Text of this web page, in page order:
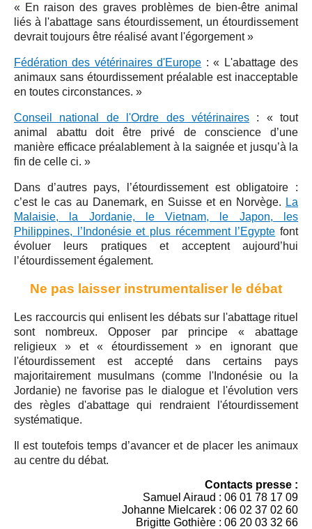
« En raison des graves problèmes de bien-être animal
liés à l'abattage sans étourdissement, un étourdissement
devrait toujours être réalisé avant l'égorgement »
Fédération des vétérinaires d'Europe : « L'abattage des
animaux sans étourdissement préalable est inacceptable
en toutes circonstances. »
Conseil national de l'Ordre des vétérinaires: « tout
animal abattu doit être privé de conscience d’une
manière efficace préalablement à la saignée et jusqu’à la
fin de celle ci. »
Dans d’autres pays, l’étourdissement est obligatoire :
c’est le cas au Danemark, en Suisse et en Norvège. La
Malaisie, la Jordanie, le Vietnam, le Japon, les
Philippines, l’Indonésie et plus récemment l’Egypte font
évoluer leurs pratiques et acceptent aujourd’hui
l’étourdissement également.
Ne pas laisser instrumentaliser le débat
Les raccourcis qui enlisent les débats sur l'abattage rituel
sont nombreux. Opposer par principe « abattage
religieux » et « étourdissement » en ignorant que
l'étourdissement est accepté dans certains pays
majoritairement musulmans (comme l'Indonésie ou la
Jordanie) ne favorise pas le dialogue et l'évolution vers
des règles d'abattage qui rendraient l'étourdissement
systématique.
Il est toutefois temps d’avancer et de placer les animaux
au centre du débat.
Contacts presse :
Samuel Airaud : 06 01 78 17 09
Johanne Mielcarek : 06 02 37 02 60
Brigitte Gothière : 06 20 03 32 66